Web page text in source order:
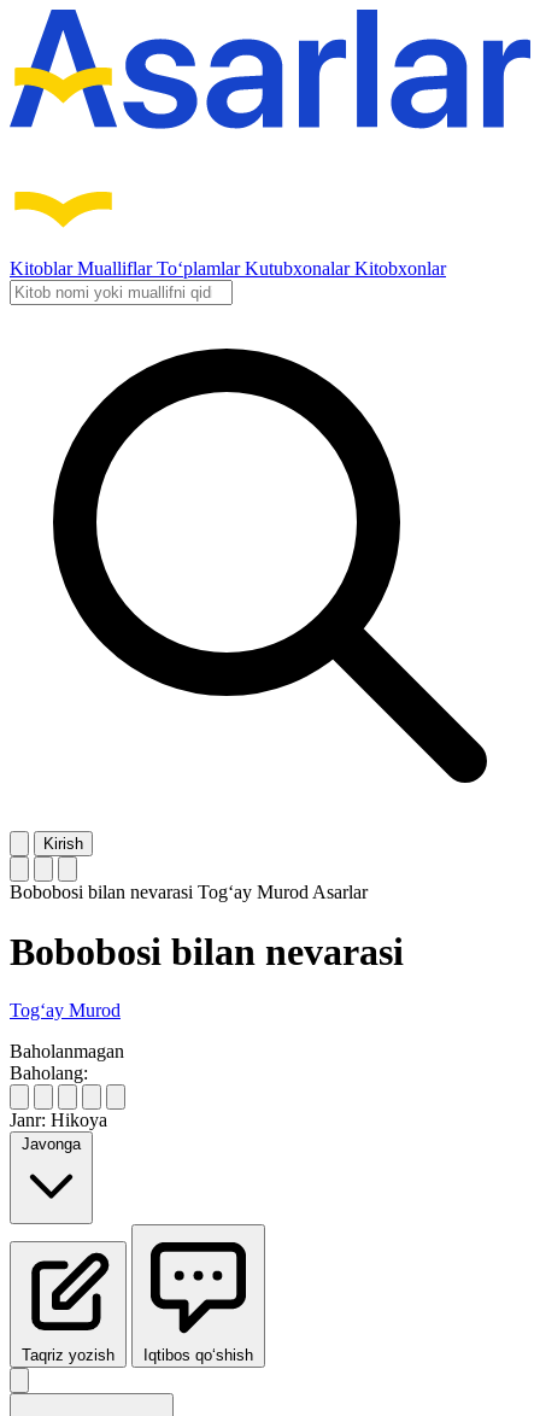
KitoblarMualliflarTo‘plamlarKutubxonalarKitobxonlar
Kirish
Bobobosi bilan nevarasi Tog‘ay MurodAsarlar
Bobobosi bilan nevarasi
Tog‘ay Murod
Baholanmagan
Baholang:
Janr: Hikoya
Javonga
Taqriz yozish Iqtibos qo‘shish